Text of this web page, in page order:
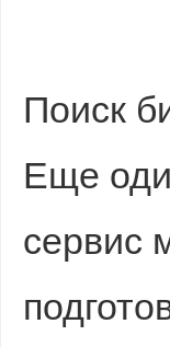
Поиск
Еще
сервис